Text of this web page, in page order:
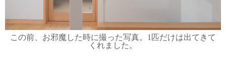
この前、お邪魔した時に撮った写真。1匹だけは出てきて
くれました。